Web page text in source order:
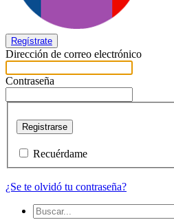
Regístrate
Dirección de correo electrónico
Contraseña
Registrarse
Recuérdame
¿Se te olvidó tu contraseña?